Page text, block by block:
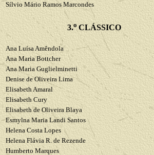
Sílvio Mário Ramos Marcondes
3.o CLÁSSICO
Ana LuísaAmêndola
Ana MariaBottcher
Ana Maria Guglielminetti
Denise de Oliveira Lima
Elisabeth Amaral
Elisabeth Cury
Elisabeth de Oliveira Blaya
Esmylna MariaLandi Santos
Helena Costa Lopes
Helena FláviaR.de Rezende
Humberto Marques